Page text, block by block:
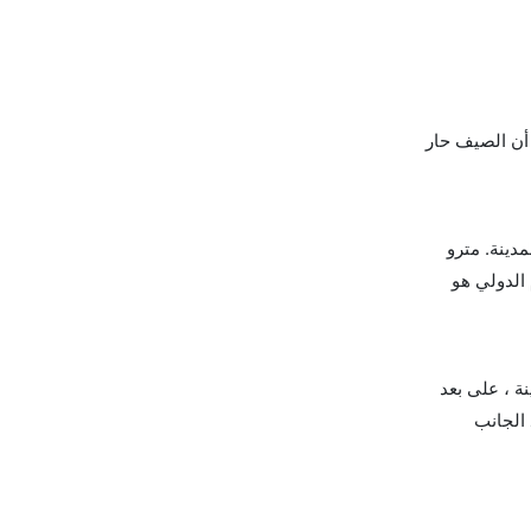
الصيف حار
يقع على بعد 5 كم فقط من وسط المدينة. مترو
هو
، على بعد
الجانب